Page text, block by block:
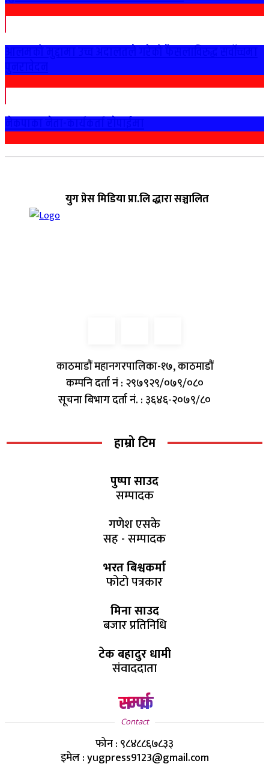
युग प्रेस मिडिया प्रा.लि द्धारा सञ्चालित
काठमाडौं महानगरपालिका-१७, काठमाडौं
कम्पनि दर्ता नं : २९७९२९/०७९/०८०
सूचना बिभाग दर्ता नं. : ३६४६-२०७९/८०
हाम्रो टिम
पुष्पा साउद
सम्पादक
गणेश एसके
सह - सम्पादक
भरत बिश्वकर्मा
फोटो पत्रकार
मिना साउद
बजार प्रतिनिधि
टेक बहादुर धामी
संवाददाता
सम्पर्क
Contact
फोन : ९८४८८६७८३३
इमेल : yugpress9123@gmail.com